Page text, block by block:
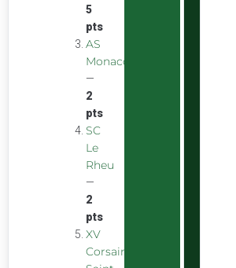
5
pts
AS
Monaco
—
2
pts
SC
Le
Rheu
—
2
pts
XV
Corsaire